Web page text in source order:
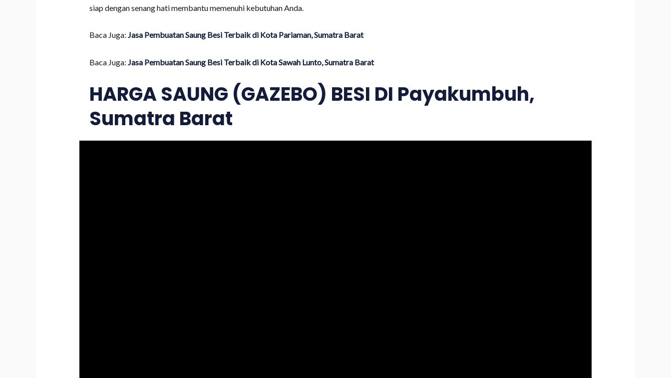
siap dengan senang hati membantu memenuhi kebutuhan Anda.
Baca Juga: Jasa Pembuatan Saung Besi Terbaik di Kota Pariaman, Sumatra Barat
Baca Juga: Jasa Pembuatan Saung Besi Terbaik di Kota Sawah Lunto, Sumatra Barat
HARGA SAUNG (GAZEBO) BESI DI Payakumbuh,
Sumatra Barat